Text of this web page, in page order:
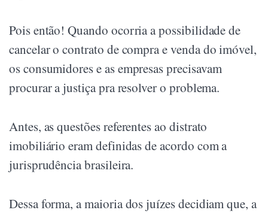
Pois então! Quando ocorria a possibilidade de
cancelar o contrato de compra e venda do imóvel,
os consumidores e as empresas precisavam
procurar a justiça pra resolver o problema.
Antes, as questões referentes ao distrato
imobiliário eram definidas de acordo com a
jurisprudência brasileira.
Dessa forma, a maioria dos juízes decidiam que, a